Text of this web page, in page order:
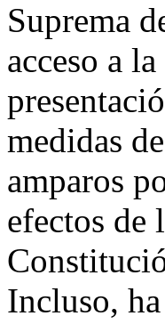
Suprema
acceso a
medidas
amparos
efectos de
Incluso,